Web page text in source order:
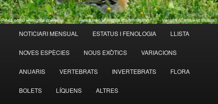
principal
NOTICIARI MENSUAL ESTATUS I FENOLOGIA LLISTA
NOVES ESPÈCIES NOUS EXÒTICS VARIACIONS
ANUARIS VERTEBRATS INVERTEBRATS FLORA
BOLETS LÍQUENS ALTRES